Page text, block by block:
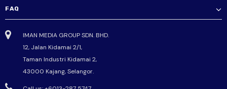
FAQ
IMAN MEDIA GROUP SDN. BHD.
12, Jalan Kidamai 2/1,
Taman Industri Kidamai 2,
43000 Kajang, Selangor.